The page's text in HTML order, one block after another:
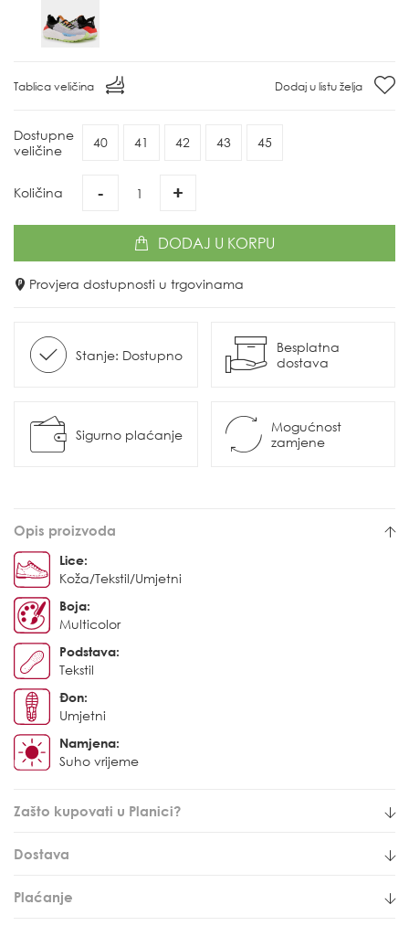
Tablica veličina Dodaj u listu želja
Dostupne
veličine
40 41 42 43 45
Količina - +
DODAJ U KORPU
Provjera dostupnosti u trgovinama
Stanje: Dostupno
Besplatna
dostava
Sigurno plaćanje
Mogućnost
zamjene
Opis proizvoda
Lice:
Koža/Tekstil/Umjetni
Boja:
Multicolor
Podstava:
Tekstil
Đon:
Umjetni
Namjena:
Suho vrijeme
Zašto kupovati u Planici?
Dostava
Plaćanje